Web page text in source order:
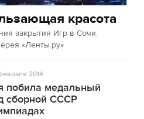
красота
закрытия Игр в Сочи:
«Ленты.ру»
2014
побила медальный
сборной СССР